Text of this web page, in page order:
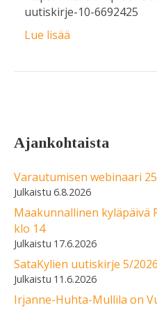
uutiskirje-10-6692425
Lue lisää
Ajankohtaista
Varautumisen webinaari
6.8.2026
Maakunnallinen kyläpäivä
klo 14
17.6.2026
SataKylien uutiskirje 5/2026
11.6.2026
Irjanne-Huhta-Mullila on